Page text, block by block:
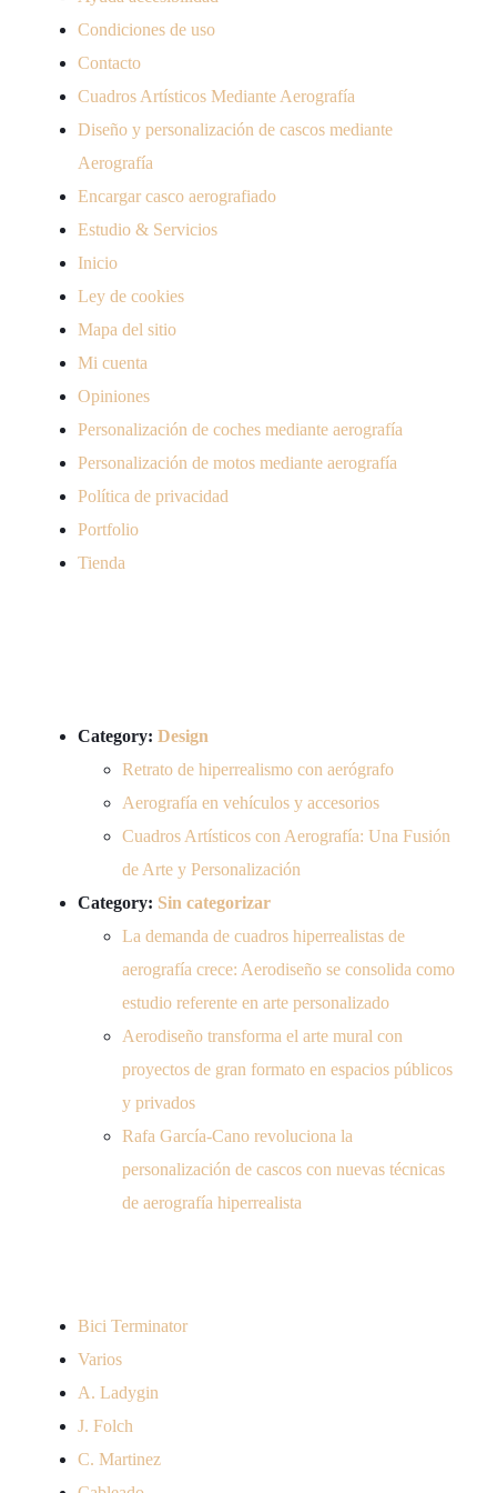
Condiciones de uso
Contacto
Cuadros Artísticos Mediante Aerografía
Diseño y personalización de cascos mediante
Aerografía
Encargar casco aerografiado
Estudio & Servicios
Inicio
Ley de cookies
Mapa del sitio
Mi cuenta
Opiniones
Personalización de coches mediante aerografía
Personalización de motos mediante aerografía
Política de privacidad
Portfolio
Tienda
Category: Design
Retrato de hiperrealismo con aerógrafo
Aerografía en vehículos y accesorios
Cuadros Artísticos con Aerografía: Una Fusión
de Arte y Personalización
Category: Sin categorizar
La demanda de cuadros hiperrealistas de
aerografía crece: Aerodiseño se consolida como
estudio referente en arte personalizado
Aerodiseño transforma el arte mural con
proyectos de gran formato en espacios públicos
y privados
Rafa García-Cano revoluciona la
personalización de cascos con nuevas técnicas
de aerografía hiperrealista
Bici Terminator
Varios
A. Ladygin
J. Folch
C. Martinez